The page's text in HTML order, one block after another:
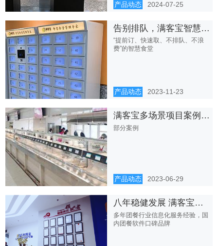
产品动态 2024-07-25
告别排队，满客宝智慧食堂预订餐系统带来全新就餐方式
“提前订、快速取、不排队、不浪
费”的智慧食堂
产品动态 2023-11-23
满客宝多场景项目案例分享
部分案例
产品动态 2023-06-29
八年稳健发展 满客宝智慧食堂成为团餐信息化领域“最强音”
多年团餐行业信息化服务经验，国
内团餐软件口碑品牌